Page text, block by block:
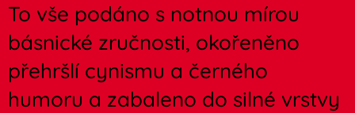
To vše podáno s notnou mírou
básnické zručnosti, okořeněno
přehršlí cynismu a černého
humoru a zabaleno do silné vrstvy